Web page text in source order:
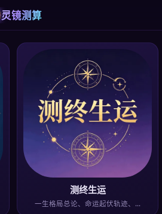
灵镜测算
测终生运
一生格局总论、命运起伏轨迹、…